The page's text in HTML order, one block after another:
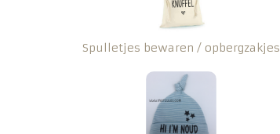
Spulletjes bewaren / opbergzakjes